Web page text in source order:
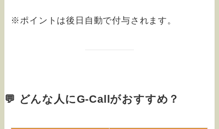
※ポイントは後日自動で付与されます。
💬 どんな人にG-Callがおすすめ？